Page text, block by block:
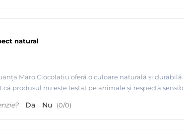
geneRefectoCil pentru a proteja pielea împotriva petelor de
natural
Maro Ciocolatiu oferă o culoare naturală și
produsul nu este testat pe animale și respectă
Da Nu (0/0)